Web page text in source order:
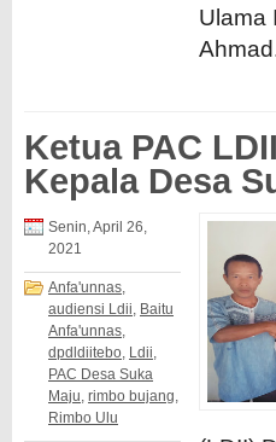
Ulama
Ketua PAC
Kepala Desa
Senin, April 26,
2021
Anfa'unnas
audiensi Ldii Baitu
Anfa'unnas
dpdldiitebo Ldii
PAC Desa Suka
Maju rimbo bujang
Rimbo Ulu